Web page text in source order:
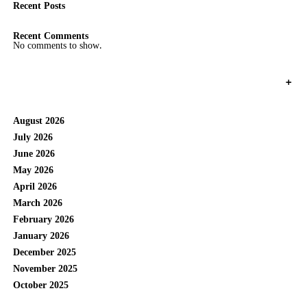
Recent Posts
Recent Comments
No comments to show.
+
August 2026
July 2026
June 2026
May 2026
April 2026
March 2026
February 2026
January 2026
December 2025
November 2025
October 2025